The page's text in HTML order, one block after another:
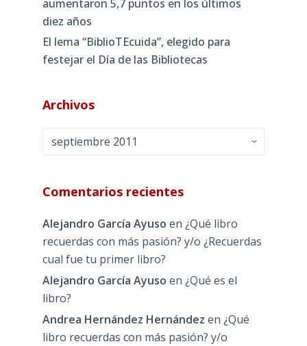
aumentaron 5,7 puntos en los últimos
diez años
El lema “BiblioTEcuida”, elegido para
festejar el Día de las Bibliotecas
Archivos
Archivos
Comentarios recientes
Alejandro García Ayuso en ¿Qué libro
recuerdas con más pasión? y/o ¿Recuerdas
cual fue tu primer libro?
Alejandro García Ayuso en ¿Qué es el
libro?
Andrea Hernández Hernández en ¿Qué
libro recuerdas con más pasión? y/o